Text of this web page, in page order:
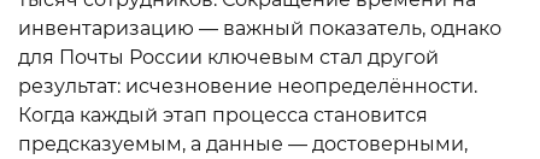
инвентаризацию — важный показатель, однако
для Почты России ключевым стал другой
результат: исчезновение неопределённости.
Когда каждый этап процесса становится
предсказуемым, а данные — достоверными,